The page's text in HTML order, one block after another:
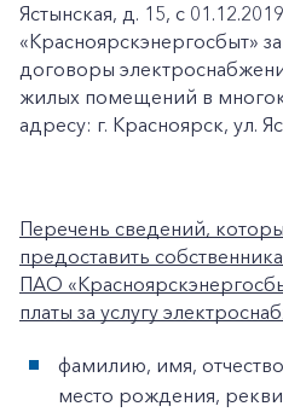
Ястынская, д. 15, с
«Красноярскэнергосбыт»
договоры
жилых помещений в
адресу: г. Красноярск, ул.
Перечень сведений,
предоставить
ПАО
платы за услугу
фамилию, имя,
место рождения,